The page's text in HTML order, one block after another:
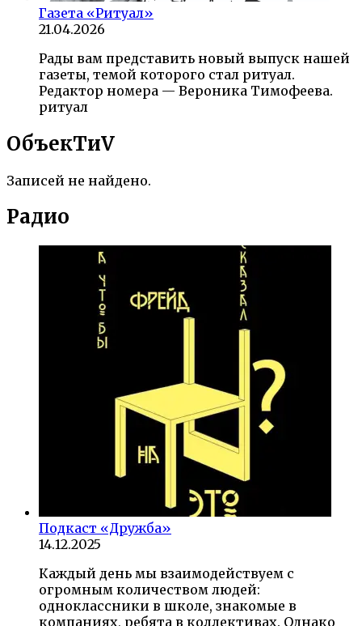
Газета «Ритуал»
21.04.2026
Рады вам представить новый выпуск нашей
газеты, темой которого стал ритуал.
Редактор номера — Вероника Тимофеева.
ритуал
ОбъекTиV
Записей не найдено.
Радио
Подкаст «Дружба»
14.12.2025
Каждый день мы взаимодействуем с
огромным количеством людей:
одноклассники в школе, знакомые в
компаниях, ребята в коллективах. Однако